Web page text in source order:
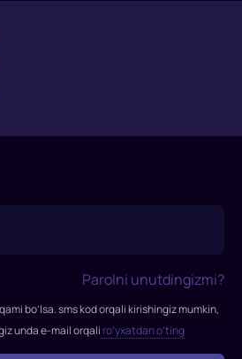
Parolni unutdingizmi?
bo’lsa. sms kod orqali kirishingiz mumkin,
unda e-mail orqali ro’yxatdan o’ting